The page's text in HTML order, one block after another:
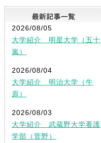
2026/08/05
大学紹介 明星大学（五十
嵐）
2026/08/04
大学紹介 明治大学（牛
原）
2026/08/03
大学紹介 武蔵野大学看護
学部（菅野）